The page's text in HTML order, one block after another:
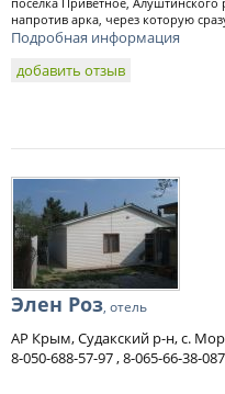
напротив арка, через которую
Подробная информация
добавить отзыв
Элен Роз, отель
АР Крым, Судакский р-н, с.
8-050-688-57-97 , 8-065-66-38-087